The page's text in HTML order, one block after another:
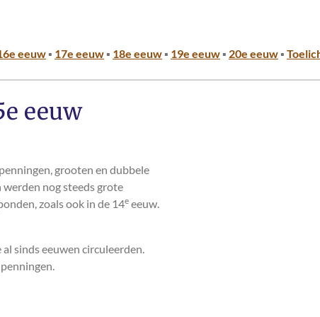
eeuw ▪ 17e eeuw ▪ 18e eeuw ▪ 19e eeuw ▪ 20e eeuw ▪
eeuw
grooten en dubbele
nog steeds grote
zoals ook in de 14e eeuw.
sinds eeuwen circuleerden.